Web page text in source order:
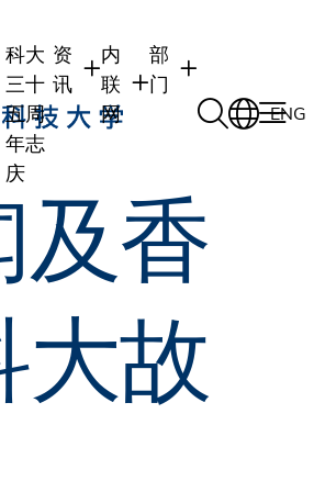
科大
三十
五周
年志
庆
资
讯
学生
职员
校友
传媒
公众
内
联
网
学生内联网
职员行政内联网
校友内联网
部
门
学术部门
学术课程
行政部门
式
ENG
及香
大故